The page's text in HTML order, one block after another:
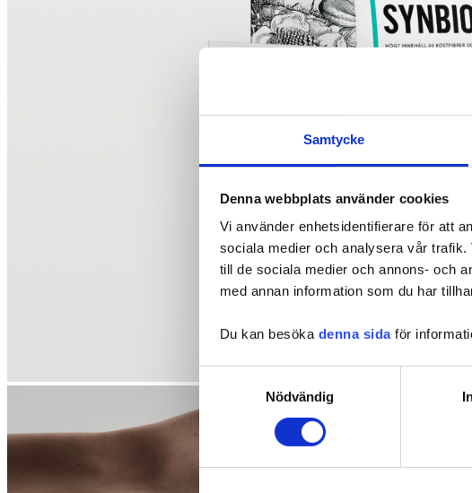
Samtycke
Denna webbplats använder cookies
Vi använder enhetsidentifierare för att
sociala medier och analysera vår
till de sociala medier och annons- och
med annan information som du har
Du kan besöka denna sidaför
Nödvändig